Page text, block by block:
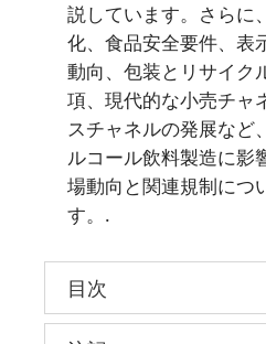
説しています。さらに
化、食品安全要件、表
動向、包装とリサイク
項、現代的な小売チャ
スチャネルの発展など
ルコール飲料製造に影
場動向と関連規制につ
す。.
目次